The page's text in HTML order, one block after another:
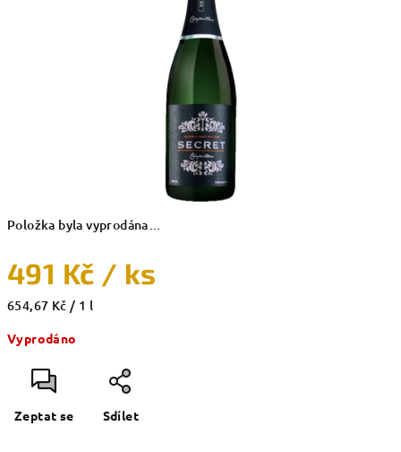
Položka byla vyprodána…
491 Kč / ks
Měrná
654,67 Kč / 1 l
Vyprodáno
Zeptat se Sdílet